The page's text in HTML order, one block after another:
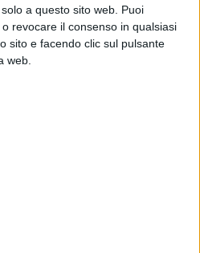
a questo sito web. Puoi
revocare il consenso in qualsiasi
sito e facendo clic sul pulsante
web.
2016
ferroviaria Corato - Ruvo